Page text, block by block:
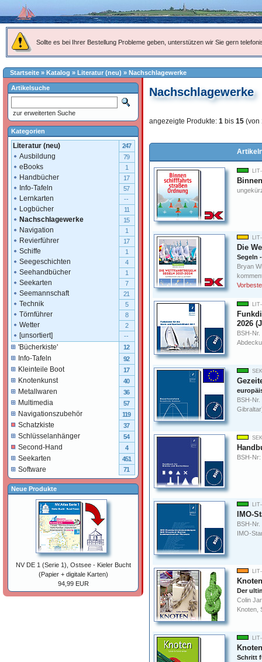
Sollte es bei Ihrer Bestellung Probleme geben, unterstützen wir Sie gern
Startseite » Katalog » Literatur (neu) » Nachschlagewerke
Nachschlagewerke
angezeigte Produkte: 1 bis 15 (von
Die
Segeln
Bryan
2026
BSH-Nr.
BSH-
BSH-
IMO-
BSH-Nr.
IMO-
Knoten
Der
Colin
Knoten,
Schritt
Artikelsuche
zur erweiterten Suche
Kategorien
Literatur (neu) 247
Ausbildung 79
eBooks 1
Handbücher 17
Info-Tafeln 57
Lernkarten --
Logbücher 11
Nachschlagewerke 15
Navigation 1
Revierführer 17
Schiffe 1
Seegeschichten 4
Seehandbücher 1
Seekarten 7
Seemannschaft 21
Technik 5
Törnführer 8
Wetter 2
[unsortiert] --
'Bücherkiste' 12
Info-Tafeln 92
Kleinteile Boot 17
Knotenkunst 40
Metallwaren 36
Multimedia 57
Navigationszubehör 119
Schatzkiste 37
Schlüsselanhänger 54
Second-Hand 4
Seekarten 451
Software 71
Neue Produkte
NV DE 1 (Serie 1), Ostsee - Kieler Bucht
(Papier + digitale Karten)
94,99 EUR